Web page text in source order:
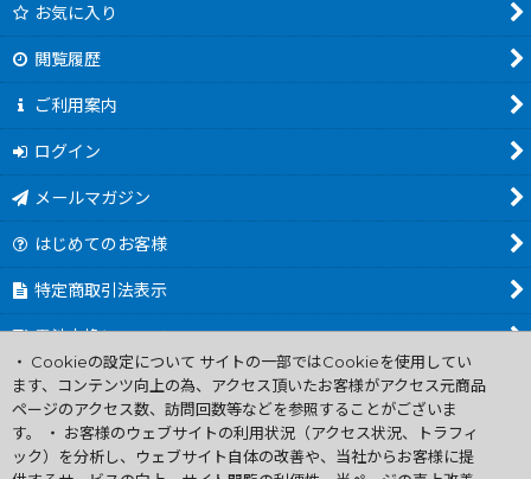
お気に入り
閲覧履歴
ご利用案内
ログイン
メールマガジン
はじめてのお客様
特定商取引法表示
電池交換について
商品カテゴリ一覧
Worldwide Shipping Guide
・ Cookieの設定について サイトの一部ではCookieを使用してい
ます、コンテンツ向上の為、アクセス頂いたお客様がアクセス元商品
ページのアクセス数、訪問回数等などを参照することがございま
す。 ・ お客様のウェブサイトの利用状況（アクセス状況、トラフィ
ック）を分析し、ウェブサイト自体の改善や、当社からお客様に提